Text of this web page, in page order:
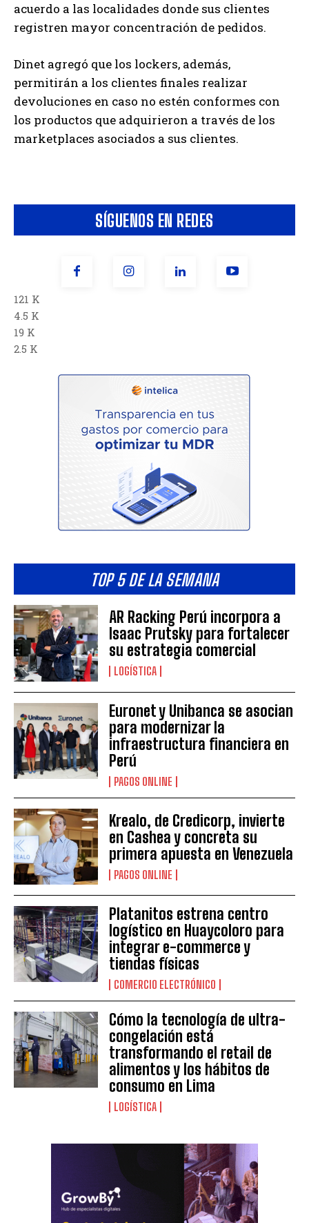
SÍGUENOS EN REDES
121 K
4.5 K
19 K
2.5 K
TOP 5 DE LA SEMANA
AR Racking Perú incorpora a
Isaac Prutsky para fortalecer
su estrategia comercial
LOGÍSTICA
Euronet y Unibanca se asocian
para modernizar la
infraestructura financiera en
Perú
PAGOS ONLINE
Krealo, de Credicorp, invierte
en Cashea y concreta su
primera apuesta en Venezuela
PAGOS ONLINE
Platanitos estrena centro
logístico en Huaycoloro para
integrar e-commerce y
tiendas físicas
COMERCIO ELECTRÓNICO
Cómo la tecnología de ultra-
congelación está
transformando el retail de
alimentos y los hábitos de
consumo en Lima
LOGÍSTICA
acuerdo a las localidades donde sus clientes
registren mayor concentración de pedidos.
Dinet agregó que los lockers, además,
permitirán a los clientes finales realizar
devoluciones en caso no estén conformes con
los productos que adquirieron a través de los
marketplaces asociados a sus clientes.